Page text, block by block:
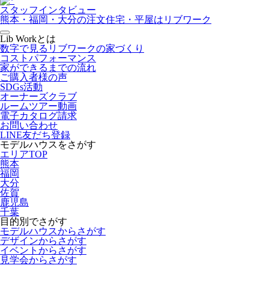
スタッフインタビュー
熊本・福岡・大分の注文住宅・平屋はリブワーク
Lib Workとは
数字で見るリブワークの家づくり
コストパフォーマンス
家ができるまでの流れ
ご購入者様の声
SDGs活動
オーナーズクラブ
ルームツアー動画
電子カタログ請求
お問い合わせ
LINE友だち登録
モデルハウスをさがす
エリアTOP
熊本
福岡
大分
佐賀
鹿児島
千葉
目的別でさがす
モデルハウスからさがす
デザインからさがす
イベントからさがす
見学会からさがす